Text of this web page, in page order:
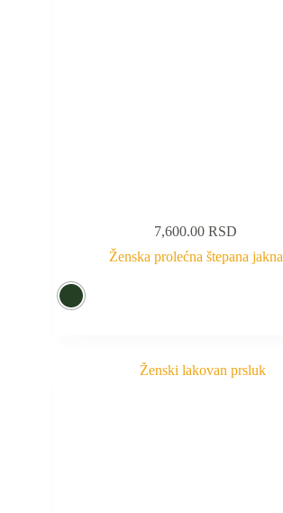
7,600.00RSD
Ženska prolećna štepana jakna